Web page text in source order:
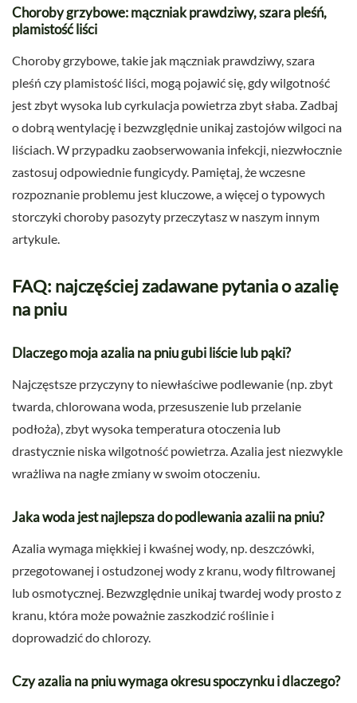
Choroby grzybowe: mączniak prawdziwy, szara pleśń,
plamistość liści
Choroby grzybowe, takie jak mączniak prawdziwy, szara
pleśń czy plamistość liści, mogą pojawić się, gdy wilgotność
jest zbyt wysoka lub cyrkulacja powietrza zbyt słaba. Zadbaj
o dobrą wentylację i bezwzględnie unikaj zastojów wilgoci na
liściach. W przypadku zaobserwowania infekcji, niezwłocznie
zastosuj odpowiednie fungicydy. Pamiętaj, że wczesne
rozpoznanie problemu jest kluczowe, a więcej o typowych
storczyki choroby pasozyty przeczytasz w naszym innym
artykule.
FAQ: najczęściej zadawane pytania o azalię
na pniu
Dlaczego moja azalia na pniu gubi liście lub pąki?
Najczęstsze przyczyny to niewłaściwe podlewanie (np. zbyt
twarda, chlorowana woda, przesuszenie lub przelanie
podłoża), zbyt wysoka temperatura otoczenia lub
drastycznie niska wilgotność powietrza. Azalia jest niezwykle
wrażliwa na nagłe zmiany w swoim otoczeniu.
Jaka woda jest najlepsza do podlewania azalii na pniu?
Azalia wymaga miękkiej i kwaśnej wody, np. deszczówki,
przegotowanej i ostudzonej wody z kranu, wody filtrowanej
lub osmotycznej. Bezwzględnie unikaj twardej wody prosto z
kranu, która może poważnie zaszkodzić roślinie i
doprowadzić do chlorozy.
Czy azalia na pniu wymaga okresu spoczynku i dlaczego?